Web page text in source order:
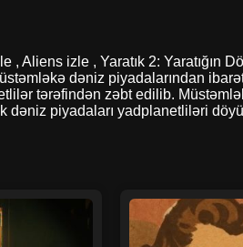
, Aliens izle , Yaratık 2:
dəniz piyadalarından
tərəfindən zəbt edilib.
dəniz piyadaları yadplanetliləri